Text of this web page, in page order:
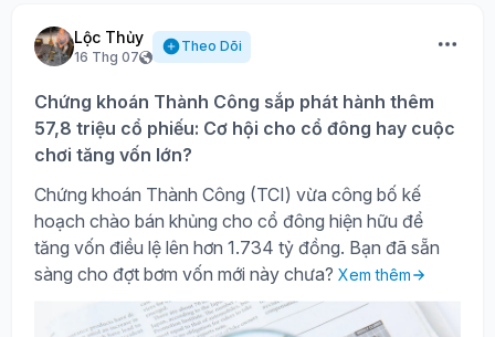
Lộc Thủy
16 Thg 07
Theo Dõi
Chứng khoán Thành Công sắp phát hành thêm
57,8 triệu cổ phiếu: Cơ hội cho cổ đông hay cuộc
chơi tăng vốn lớn?
Chứng khoán Thành Công (TCI) vừa công bố kế
hoạch chào bán khủng cho cổ đông hiện hữu để
tăng vốn điều lệ lên hơn 1.734 tỷ đồng. Bạn đã sẵn
sàng cho đợt bơm vốn mới này chưa? Xem thêm